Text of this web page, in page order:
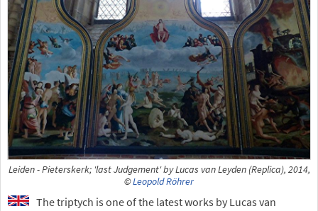
Leiden - Pieterskerk; 'last Judgement' by Lucas van Leyden (Replica), 2014,
©Leopold Röhrer
The triptych is one of the latest works by Lucas van